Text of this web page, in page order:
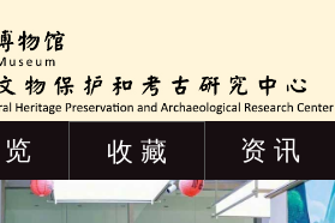
览 收 藏 资 讯